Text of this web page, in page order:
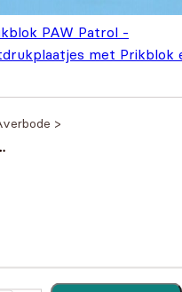
PAW Patrol -
met Prikblok
>